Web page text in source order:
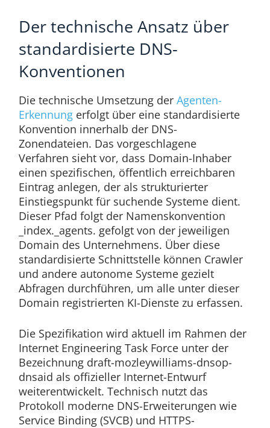
Der technische Ansatz über
standardisierte DNS-
Konventionen
Die technische Umsetzung der Agenten-
Erkennungerfolgt über eine standardisierte
Konvention innerhalb der DNS-
Zonendateien. Das vorgeschlagene
Verfahren sieht vor, dass Domain-Inhaber
einen spezifischen, öffentlich erreichbaren
Eintrag anlegen, der als strukturierter
Einstiegspunkt für suchende Systeme dient.
Dieser Pfad folgt der Namenskonvention
_index._agents. gefolgt von der jeweiligen
Domain des Unternehmens. Über diese
standardisierte Schnittstelle können Crawler
und andere autonome Systeme gezielt
Abfragen durchführen, um alle unter dieser
Domain registrierten KI-Dienste zu erfassen.
Die Spezifikation wird aktuell im Rahmen der
Internet Engineering Task Force unter der
Bezeichnung draft-mozleywilliams-dnsop-
dnsaid als offizieller Internet-Entwurf
weiterentwickelt. Technisch nutzt das
Protokoll moderne DNS-Erweiterungen wie
Service Binding (SVCB) und HTTPS-